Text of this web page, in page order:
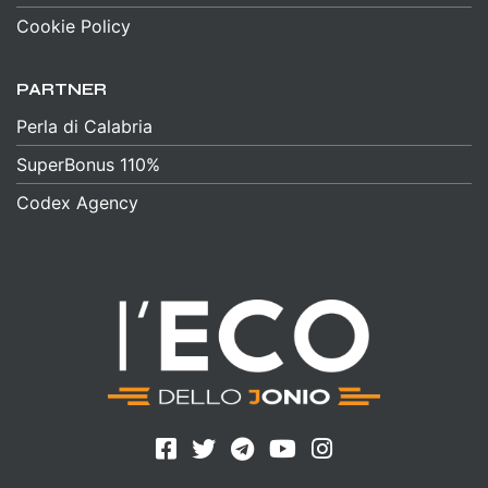
Cookie Policy
PARTNER
Perla di Calabria
SuperBonus 110%
Codex Agency